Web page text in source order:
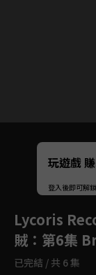
Unmute
如有
玩遊戲
登入後即可解
Lycoris
賊 ：第6集
已完結 / 共 6 集